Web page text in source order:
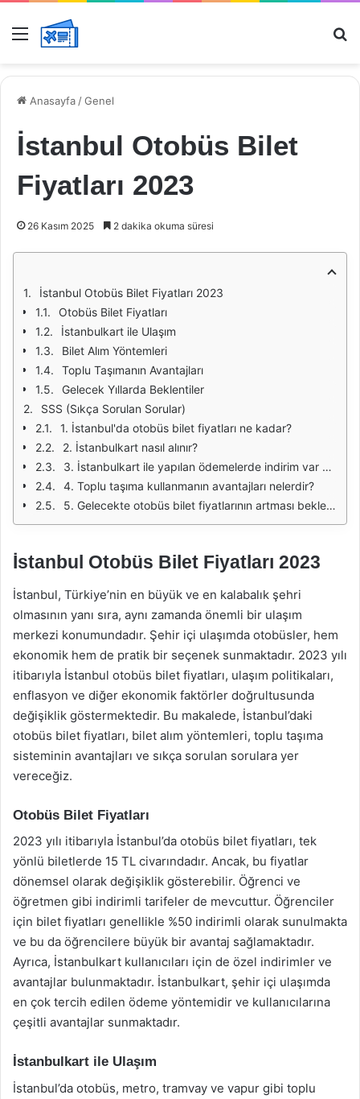
Menü
Anasayfa /Genel
İstanbul Otobüs Bilet
Fiyatları 2023
26 Kasım 2025 2 dakika okuma süresi
İstanbul Otobüs Bilet Fiyatları 2023
Otobüs Bilet Fiyatları
İstanbulkart ile Ulaşım
Bilet Alım Yöntemleri
Toplu Taşımanın Avantajları
Gelecek Yıllarda Beklentiler
SSS (Sıkça Sorulan Sorular)
1. İstanbul'da otobüs bilet fiyatları ne kadar?
2. İstanbulkart nasıl alınır?
3. İstanbulkart ile yapılan ödemelerde indirim var mı?
4. Toplu taşıma kullanmanın avantajları nelerdir?
5. Gelecekte otobüs bilet fiyatlarının artması bekleniyor mu?
İstanbul Otobüs Bilet Fiyatları 2023
İstanbul, Türkiye’nin en büyük ve en kalabalık şehri
olmasının yanı sıra, aynı zamanda önemli bir ulaşım
merkezi konumundadır. Şehir içi ulaşımda otobüsler, hem
ekonomik hem de pratik bir seçenek sunmaktadır. 2023 yılı
itibarıyla İstanbul otobüs bilet fiyatları, ulaşım politikaları,
enflasyon ve diğer ekonomik faktörler doğrultusunda
değişiklik göstermektedir. Bu makalede, İstanbul’daki
otobüs bilet fiyatları, bilet alım yöntemleri, toplu taşıma
sisteminin avantajları ve sıkça sorulan sorulara yer
vereceğiz.
Otobüs Bilet Fiyatları
2023 yılı itibarıyla İstanbul’da otobüs bilet fiyatları, tek
yönlü biletlerde 15 TL civarındadır. Ancak, bu fiyatlar
dönemsel olarak değişiklik gösterebilir. Öğrenci ve
öğretmen gibi indirimli tarifeler de mevcuttur. Öğrenciler
için bilet fiyatları genellikle %50 indirimli olarak sunulmakta
ve bu da öğrencilere büyük bir avantaj sağlamaktadır.
Ayrıca, İstanbulkart kullanıcıları için de özel indirimler ve
avantajlar bulunmaktadır. İstanbulkart, şehir içi ulaşımda
en çok tercih edilen ödeme yöntemidir ve kullanıcılarına
çeşitli avantajlar sunmaktadır.
İstanbulkart ile Ulaşım
İstanbul’da otobüs, metro, tramvay ve vapur gibi toplu